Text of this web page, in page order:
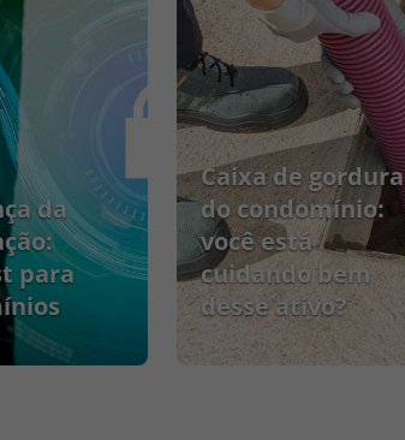
da
para
Caixa de gordura
do condomínio:
você está
cuidando bem
desse ativo?